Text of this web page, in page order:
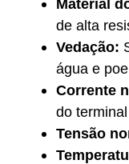
Material
de alta
Vedação:
água e
Corrente
do
Tensão